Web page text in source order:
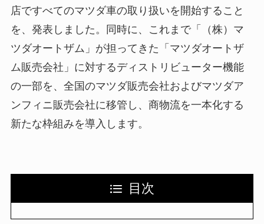
店ですべてのマツダ車の取り扱いを開始すること
を、発表しました。同時に、これまで「（株）マ
ツダオートザム」が担ってきた「マツダオートザ
ム販売会社」に対するディストリビューター機能
の一部を、全国のマツダ販売会社およびマツダア
ンフィニ販売会社に移管し、商物流を一本化する
新たな枠組みを導入します。
目次